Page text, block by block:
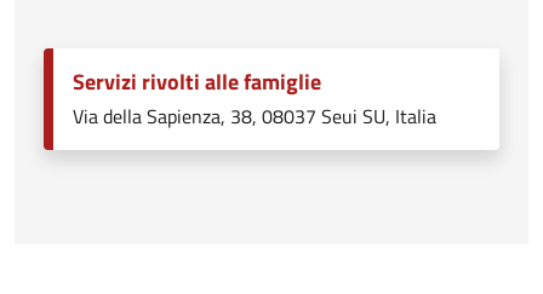
Servizi rivolti alle famiglie
Via della Sapienza, 38, 08037 Seui SU, Italia